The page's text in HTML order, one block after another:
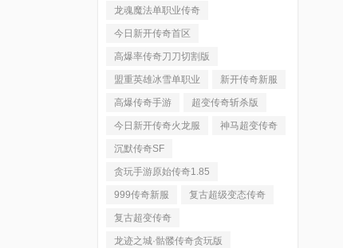
龙魂魔法单职业传奇
今日新开传奇首区
高爆率传奇刀刀切割版
盟重英雄冰雪单职业 新开传奇新服
高爆传奇手游 超变传奇斩杀版
今日新开传奇火龙服 神马超变传奇
沉默传奇SF
贪玩手游原始传奇1.85
999传奇新服 复古超级变态传奇
复古超变传奇
龙迹之城·骷髅传奇贪玩版